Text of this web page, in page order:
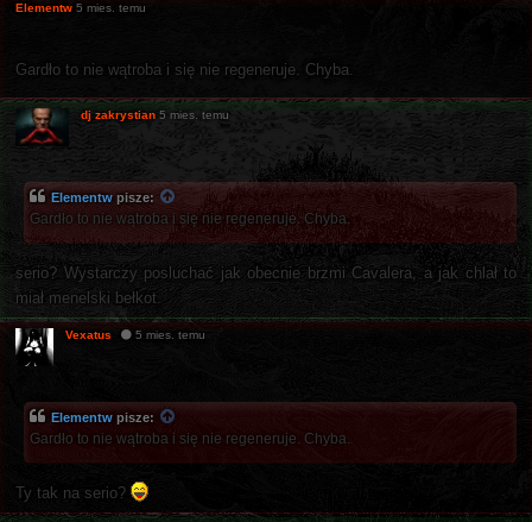
Elementw 5 mies. temu
Gardło to nie wątroba i się nie regeneruje. Chyba.
dj zakrystian 5 mies. temu
Elementw pisze:
Gardło to nie wątroba i się nie regeneruje. Chyba.
serio? Wystarczy posluchać jak obecnie brzmi Cavalera, a jak chlał to
miał menelski bełkot.
Vexatus 5 mies. temu
Elementw pisze:
Gardło to nie wątroba i się nie regeneruje. Chyba.
Ty tak na serio?